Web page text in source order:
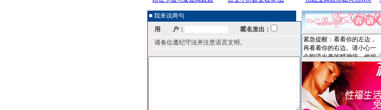
■ 我来说两句
用 户：
匿名发出：
请各位遵纪守法并注意语言文明。